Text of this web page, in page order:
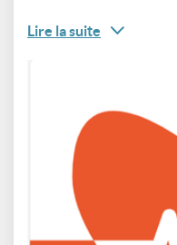
Lire la suite